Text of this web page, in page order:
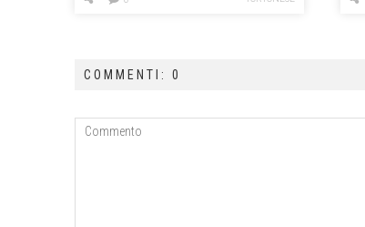
COMMENTI: 0